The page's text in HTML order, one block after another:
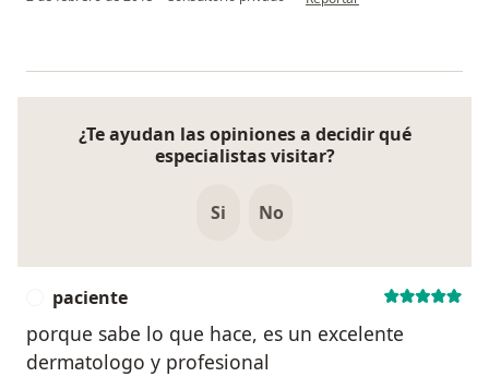
¿Te ayudan las opiniones a decidir qué
especialistas visitar?
Si No
paciente
porque sabe lo que hace, es un excelente
dermatologo y profesional